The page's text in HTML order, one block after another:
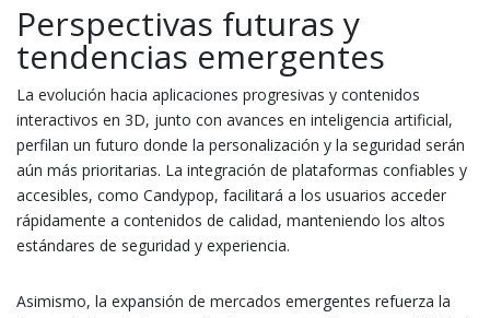
Perspectivas futuras y
tendencias emergentes
La evolución hacia aplicaciones progresivas y contenidos
interactivos en 3D, junto con avances en inteligencia artificial,
perfilan un futuro donde la personalización y la seguridad serán
aún más prioritarias. La integración de plataformas confiables y
accesibles, como Candypop, facilitará a los usuarios acceder
rápidamente a contenidos de calidad, manteniendo los altos
estándares de seguridad y experiencia.
Asimismo, la expansión de mercados emergentes refuerza la